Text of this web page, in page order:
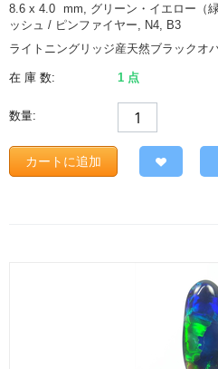
8.6 x 4.0 mm, グリーン・イエロー（
ッシュ / ピンファイヤー, N4, B3
ライトニングリッジ産天然ブラックオ
在 庫 数: 1 点
数量:
カートに追加